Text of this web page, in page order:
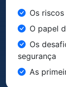
Os
O papel
Os
segurança
As